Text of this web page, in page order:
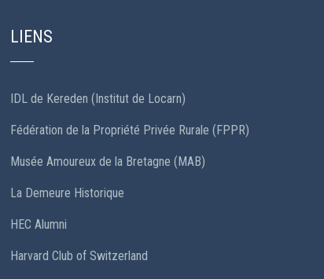
LIENS
IDL de Kereden (Institut de Locarn)
Fédération de la Propriété Privée Rurale (FPPR)
Musée Amoureux de la Bretagne (MAB)
La Demeure Historique
HEC Alumni
Harvard Club of Switzerland